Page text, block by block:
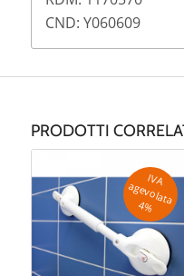
CND: Y060609
PRODOTTI
IV
A
a
g
e
v
o
la
ta
4
%